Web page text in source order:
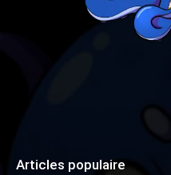
Articles populaire